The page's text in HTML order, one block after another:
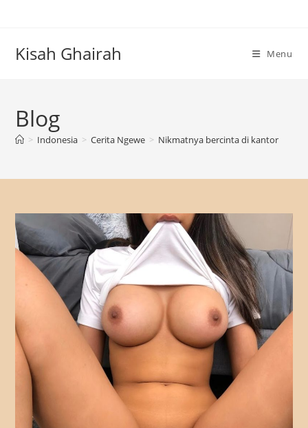
Kisah Ghairah Menu
Blog
> Indonesia > Cerita Ngewe > Nikmatnya bercinta di kantor